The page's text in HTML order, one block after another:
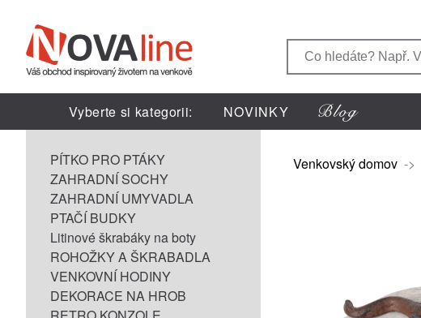
Vyberte si kategorii: NOVINKY
PÍTKO PRO PTÁKY
ZAHRADNÍ SOCHY
ZAHRADNÍ UMYVADLA
PTAČÍ BUDKY
Litinové škrabáky na boty
ROHOŽKY A ŠKRABADLA
VENKOVNÍ HODINY
DEKORACE NA HROB
Venkovský domov ->